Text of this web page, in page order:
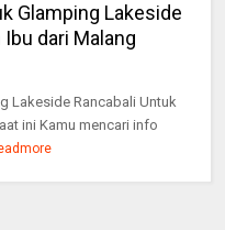
Glamping Lakeside
dari Malang
Lakeside Rancabali Untuk
ini Kamu mencari info